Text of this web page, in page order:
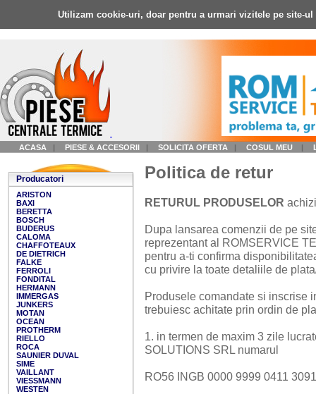
Utilizam cookie-uri, doar pentru a urmari vizitele pe site-
ACASA | PIESE & ACCESORII | SOLICITA OFERTA | COSUL MEU |
Producatori
ARISTON
BAXI
BERETTA
BOSCH
BUDERUS
CALOMA
CHAFFOTEAUX
DE DIETRICH
FALKE
FERROLI
FONDITAL
HERMANN
IMMERGAS
JUNKERS
MOTAN
OCEAN
PROTHERM
RIELLO
ROCA
SAUNIER DUVAL
SIME
VAILLANT
VIESSMANN
WESTEN
Politica de retur
RETURUL PRODUSELOR
Dupa lansarea comenzii de pe
reprezentant al ROMSERVICE
pentru a-ti confirma
cu privire la toate detaliile de
Produsele comandate si inscrise
trebuiesc achitate prin ordin de
1. in termen de maxim 3 zile
SOLUTIONS SRL numarul
RO56 INGB 0000 9999 0411